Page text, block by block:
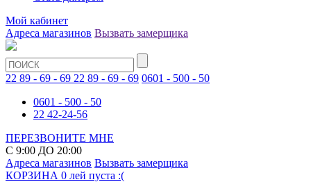
Мой кабинет
Адреса магазинов Вызвать замерщика
22 89 - 69 - 69 22 89 - 69 - 69 0601 - 500 - 50
0601 - 500 - 50
22 42-24-56
ПЕРЕЗВОНИТЕ МНЕ
С 9:00 ДО 20:00
Адреса магазинов Вызвать замерщика
КОРЗИНА 0 лей пуста :(